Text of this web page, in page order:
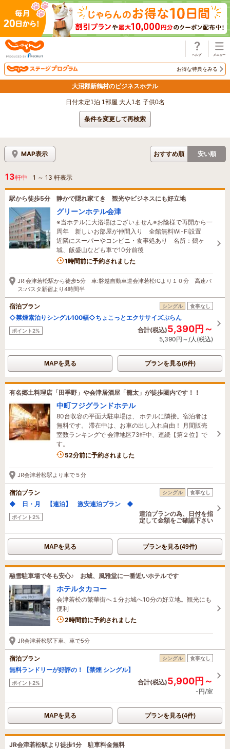
お得な特典をみる
大沼郡新鶴村のビジネスホテル
日付未定1泊 1部屋 大人1名 子供0名
条件を変更して再検索
MAP表示 おすすめ順 安い順
13軒中 1 ～ 13 軒表示
駅から徒歩5分 静かで隠れ家てき 観光やビジネスにも好立地
グリーンホテル会津
※当ホテルに大浴場はございません※お陰様で再開から一
周年 新しいお部屋が仲間入り 全館無料Wi-Fi設置
近隣にスーパーやコンビニ・食事処あり 名所：鶴ヶ
城、飯盛山なども車で10分前後
1時間前に予約されました
JR:会津若松駅から徒歩5分 車:磐越自動車道会津若松ICより１０分 高速バ
ス:バスタ新宿より4時間半
宿泊プラン シングル 食事なし
◇禁煙素泊りシングル100幅◇ちょこっとエクササイズぷらん
ポイント2% 合計(税込)5,390円～
5,390円～/人(税込)
MAPを見る プランを見る(6件)
有名郷土料理店「田季野」や会津居酒屋「籠太」が徒歩圏内です！！
中町フジグランドホテル
80台収容の平面大駐車場は、 ホテルに隣接。宿泊者は
無料です。 滞在中は、お車の出し入れ自由！ 月間販売
室数ランキングで 会津地区73軒中、連続【第２位】で
す。
52分前に予約されました
JR会津若松駅より車で５分
宿泊プラン シングル 食事なし
◆ 日・月 【連泊】 激安連泊プラン ◆
ポイント2%
連泊プランの為、日付を指
定して金額をご確認下さい
MAPを見る プランを見る(49件)
融雪駐車場で冬も安心♪ お城、風雅堂に一番近いホテルです
ホテルタカコー
会津若松の繁華街へ１分お城へ10分の好立地。観光にも
便利
2時間前に予約されました
JR会津若松駅下車、車で5分
宿泊プラン シングル 食事なし
無料ランドリーが好評の！【禁煙 シングル】
ポイント2% 合計(税込)5,900円～
-円/室
MAPを見る プランを見る(4件)
JR会津若松駅より徒歩1分 駐車料金無料